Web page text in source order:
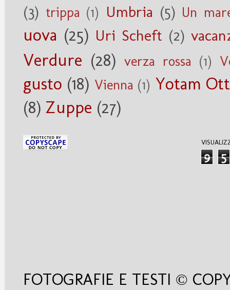
(3) trippa (1) Umbria (5) Un
uova (25) Uri Scheft (2)
Verdure (28) verza rossa (1)
gusto (18) Vienna (1) Yotam
(8) Zuppe (27)
9 5
FOTOGRAFIE E TESTI ©